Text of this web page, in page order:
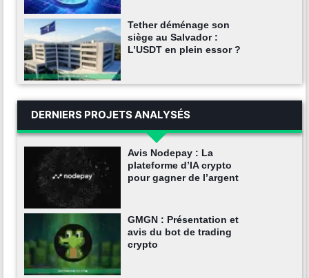
Tether déménage son
siège au Salvador :
L’USDT en plein essor ?
DERNIERS PROJETS ANALYSÉS
Avis Nodepay : La
plateforme d’IA crypto
pour gagner de l’argent
GMGN : Présentation et
avis du bot de trading
crypto